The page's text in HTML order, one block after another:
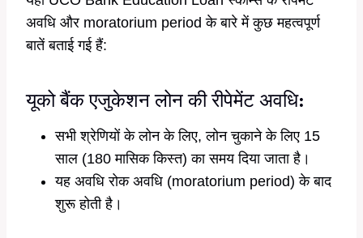
अवधि और moratorium period के बारे में कुछ महत्वपूर्ण
बातें बताई गई हैं:
यूको बैंक एजुकेशन लोन की रीपेमेंट अवधि:
सभी श्रेणियों के लोन के लिए, लोन चुकाने के लिए 15
साल (180 मासिक किस्त) का समय दिया जाता है।
यह अवधि रोक अवधि (moratorium period) के बाद
शुरू होती है।